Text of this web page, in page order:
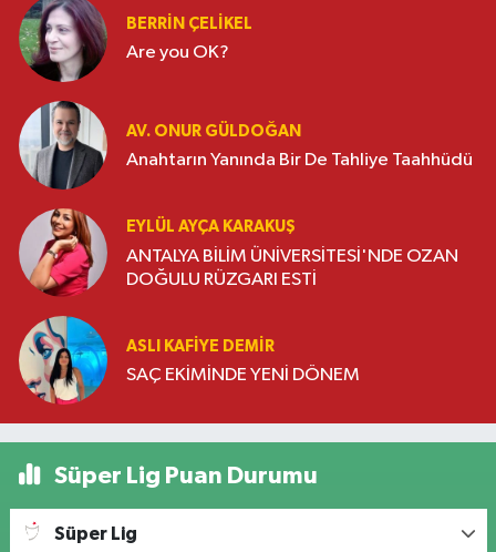
BERRIN ÇELIKEL
Are you OK?
AV. ONUR GÜLDOĞAN
Anahtarın Yanında Bir De Tahliye Taahhüdü
EYLÜL AYÇA KARAKUŞ
ANTALYA BİLİM ÜNİVERSİTESİ'NDE OZAN
DOĞULU RÜZGARI ESTİ
ASLI KAFIYE DEMIR
SAÇ EKİMİNDE YENİ DÖNEM
Süper Lig Puan Durumu
Süper Lig